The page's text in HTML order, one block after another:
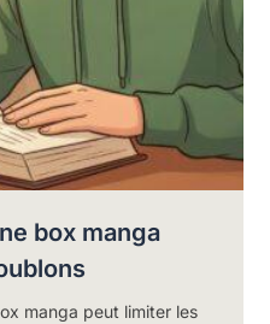
box manga
manga peut limiter les